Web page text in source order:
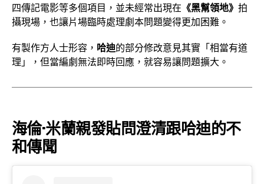
四傳記電影等多個項目，並未經常出現在 《黑幫領地》 拍
攝現場，也讓片場臨時處理劇本問題變得更加困難。
有製作方人士形容， 哈迪的部分修改意見其實「相當有道
理」，但當編劇無法即時回應，就容易讓問題擴大。
海倫·米蘭親發貼問澄清跟哈迪的不
和傳聞